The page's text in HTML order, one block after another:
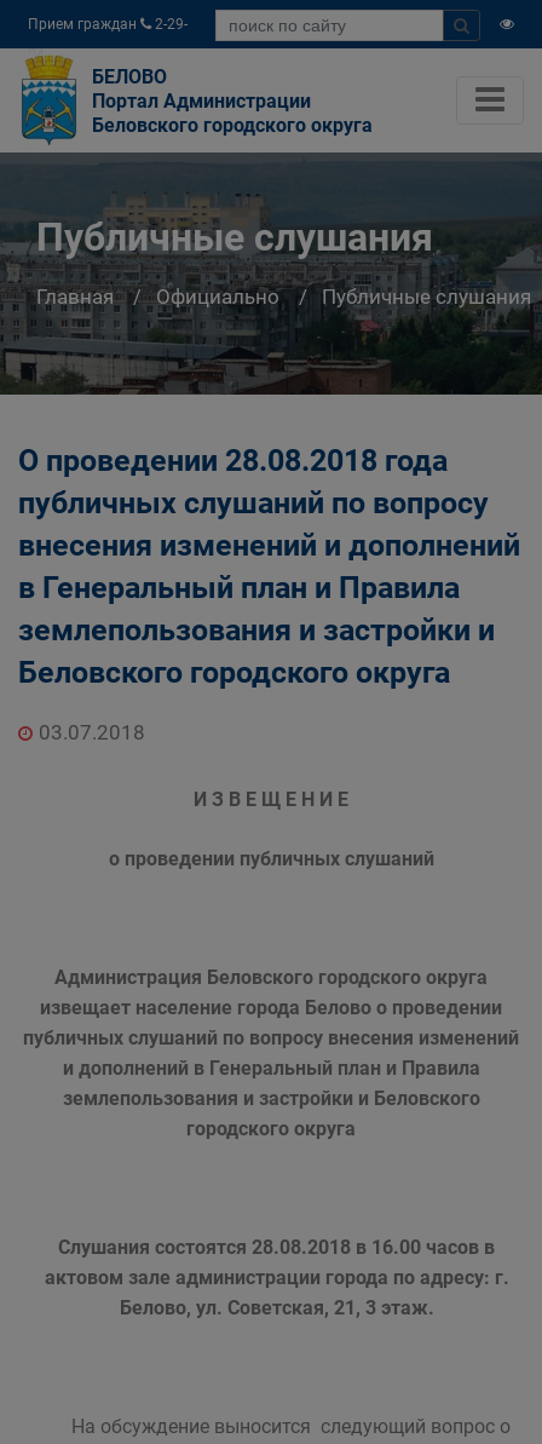
Прием граждан
2-29-
04
БЕЛОВО
Портал Администрации
Беловского городского округа
Публичные слушания
Главная Официально Публичные слушания
О проведении 28.08.2018 года
публичных слушаний по вопросу
внесения изменений и дополнений
в Генеральный план и Правила
землепользования и застройки и
Беловского городского округа
03.07.2018
И З В Е Щ Е Н И Е
о проведении публичных слушаний
Администрация Беловского городского округа
извещает население города Белово о проведении
публичных слушаний по вопросу внесения изменений
и дополнений в Генеральный план и Правила
землепользования и застройки и Беловского
городского округа
Слушания состоятся 28.08.2018 в 16.00 часов в
актовом зале администрации города по адресу: г.
Белово, ул. Советская, 21, 3 этаж.
На обсуждение выносится следующий вопрос о